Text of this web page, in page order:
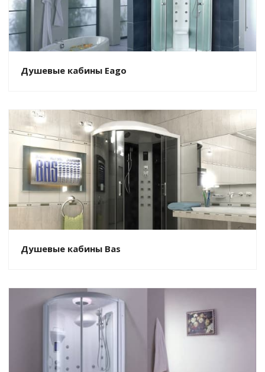
Душевые кабины Eago
Душевые кабины Bas